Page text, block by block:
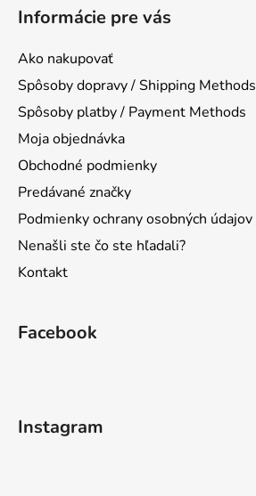
Informácie pre vás
Ako nakupovať
Spôsoby dopravy / Shipping Methods
Spôsoby platby / Payment Methods
Moja objednávka
Obchodné podmienky
Predávané značky
Podmienky ochrany osobných údajov
Nenašli ste čo ste hľadali?
Kontakt
Facebook
Instagram